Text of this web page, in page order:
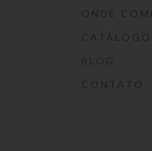
ONDE
BLOG
CONTATO